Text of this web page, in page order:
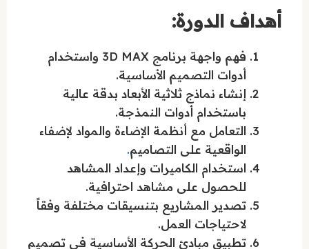
أهداف الدورة:
فهم واجهة برنامج 3D MAX واستخدام
أدوات التصميم الأساسية.
إنشاء نماذج ثلاثية الأبعاد بدقة عالية
باستخدام أدوات النمذجة.
التعامل مع أنظمة الإضاءة والمواد لإضفاء
الواقعية على التصاميم.
استخدام الكاميرات وإعداد المشاهد
للحصول على مشاهد احترافية.
تصدير المشاريع بتنسيقات مختلفة وفقاً
لاحتياجات العمل.
تطبيق مبادئ الحركة الأساسية في تصميم